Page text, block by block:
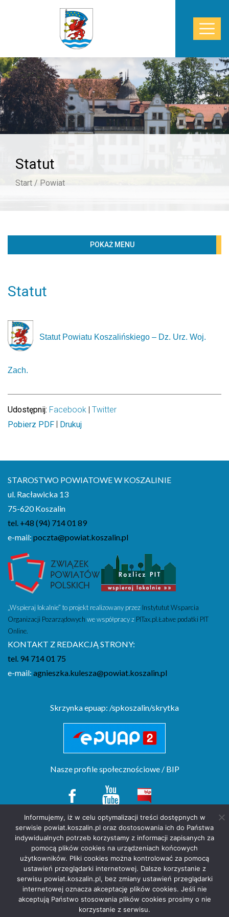
Select Language ▼
START
WŁADZE
BIBLIOTECZKA
PROJEKTY
Statut
Start / Powiat
Statut
Statut Powiatu Koszalińskiego – Dz. Urz. Woj.
Zach.
Udostępnij: Facebook | Twitter
Pobierz PDF | Drukuj
POKAŻ MENU
Menu
Statut
Jednostki organizacyjne
Raporty, Strategie i Programy
Medal pamiątkowy „Za zasługi dla Powiatu
Partnerstwo Krajowe
Partnerstwo Zagraniczne
ZNAK i HERB POWIATU KOSZALIŃSKIEGO
STAROSTWO POWIATOWE W KOSZALINIE
ul. Racławicka 13
75-620 Koszalin
tel. +48 (94) 714 01 89
e-mail: poczta@powiat.koszalin.pl
„Wspieraj lokalnie” to projekt realizowany przez Instytutut Wsparcia
Organizacji Pozarządowych we współpracy z PITax.pl.Łatwe podatki PIT
Online.
KONTAKT Z REDAKCJĄ STRONY:
tel. 94 714 01 75
e-mail: agnieszka.kulesza@powiat.koszalin.pl
Skrzynka epuap: /spkoszalin/skrytka
Nasze profile społecznościowe / BIP
Copyright(c) by Starostwo Powiatowe w Koszalinie. All rights reserved.
projekt stronyPOZitive.pl
Deklaracja dostępności
Polityka prywatności
Informujemy, iż w celu optymalizacji treści dostępnych w
serwisie powiat.koszalin.pl oraz dostosowania ich do Państwa
indywidualnych potrzeb korzystamy z informacji zapisanych za
pomocą plików cookies na urządzeniach końcowych
użytkowników. Pliki cookies można kontrolować za pomocą
ustawień przeglądarki internetowej. Dalsze korzystanie z
serwisu powiat.koszalin.pl, bez zmiany ustawień przeglądarki
internetowej oznacza akceptację plików cookies. Jeśli nie
akceptują Państwo stosowania plików cookies prosimy o nie
korzystanie z serwisu.